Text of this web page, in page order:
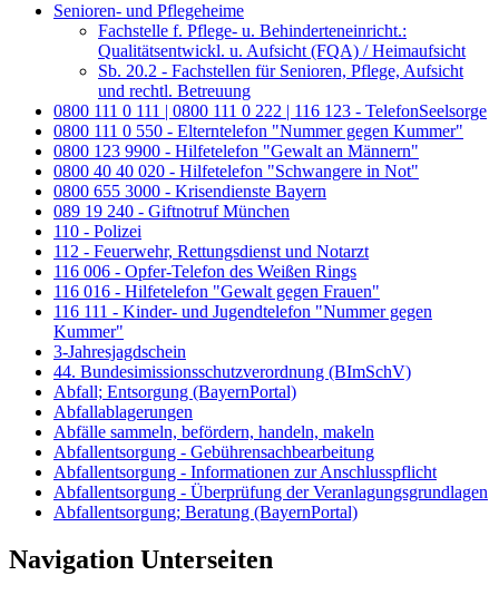
Senioren- und Pflegeheime
Fachstelle f. Pflege- u. Behinderteneinricht.:
Qualitätsentwickl. u. Aufsicht (FQA) / Heimaufsicht
Sb. 20.2 - Fachstellen für Senioren, Pflege, Aufsicht
und rechtl. Betreuung
0800 111 0 111 | 0800 111 0 222 | 116 123 - TelefonSeelsorge
0800 111 0 550 - Elterntelefon "Nummer gegen Kummer"
0800 123 9900 - Hilfetelefon "Gewalt an Männern"
0800 40 40 020 - Hilfetelefon "Schwangere in Not"
0800 655 3000 - Krisendienste Bayern
089 19 240 - Giftnotruf München
110 - Polizei
112 - Feuerwehr, Rettungsdienst und Notarzt
116 006 - Opfer-Telefon des Weißen Rings
116 016 - Hilfetelefon "Gewalt gegen Frauen"
116 111 - Kinder- und Jugendtelefon "Nummer gegen
Kummer"
3-Jahresjagdschein
44. Bundesimissionsschutzverordnung (BImSchV)
Abfall; Entsorgung (BayernPortal)
Abfallablagerungen
Abfälle sammeln, befördern, handeln, makeln
Abfallentsorgung - Gebührensachbearbeitung
Abfallentsorgung - Informationen zur Anschlusspflicht
Abfallentsorgung - Überprüfung der Veranlagungsgrundlagen
Abfallentsorgung; Beratung (BayernPortal)
Navigation Unterseiten